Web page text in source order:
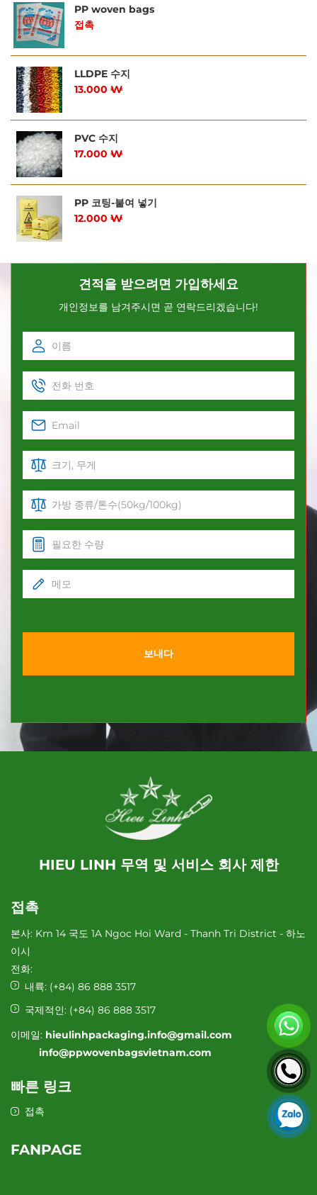
PP woven bags
접촉
LLDPE 수지
13.000 ₩
PVC 수지
17.000 ₩
PP 코팅-붙여 넣기
12.000 ₩
견적을 받으려면 가입하세요
개인정보를 남겨주시면 곧 연락드리겠습니다!
보내다
HIEU LINH 무역 및 서비스 회사 제한
접촉
본사: Km 14 국도 1A Ngoc Hoi Ward - Thanh Tri District - 하노
이시
전화:
내륙: (+84) 86 888 3517
국제적인: (+84) 86 888 3517
이메일: hieulinhpackaging.info@gmail.com
info@ppwovenbagsvietnam.com
빠른 링크
접촉
FANPAGE